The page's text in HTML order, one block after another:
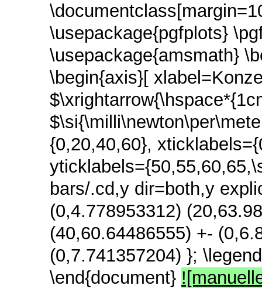
\usepackage{pgfplots}
\usepackage{amsmath}
\begin{axis}[
{0,20,40,60},
bars/.cd,y dir=both,y
(0,4.778953312)
(40,60.64486555) +-
(0,7.741357204) };
\end{document}